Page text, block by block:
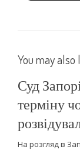
You may also
Суд
терміну
На розгляд в